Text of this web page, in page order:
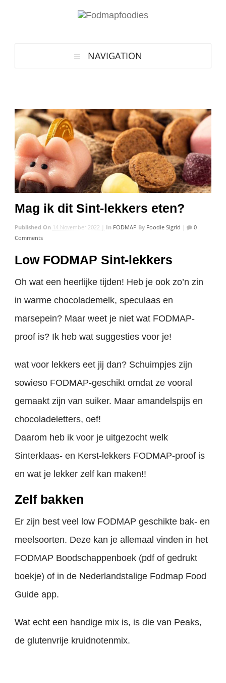
NAVIGATION
Mag ik dit Sint-lekkers eten?
Published On 14 November 2022 | In FODMAP By Foodie Sigrid
0
Comments
Low FODMAP Sint-lekkers
Oh wat een heerlijke tijden! Heb je ook zo’n zin
in warme chocolademelk, speculaas en
marsepein? Maar weet je niet wat FODMAP-
proof is? Ik heb wat suggesties voor je!
wat voor lekkers eet jij dan? Schuimpjes zijn
sowieso FODMAP-geschikt omdat ze vooral
gemaakt zijn van suiker. Maar amandelspijs en
chocoladeletters, oef!
Daarom heb ik voor je uitgezocht welk
Sinterklaas- en Kerst-lekkers FODMAP-proof is
en wat je lekker zelf kan maken!!
Zelf bakken
Er zijn best veel low FODMAP geschikte bak- en
meelsoorten. Deze kan je allemaal vinden in het
FODMAP Boodschappenboek (pdf of gedrukt
boekje) of in de Nederlandstalige Fodmap Food
Guide app.
Wat echt een handige mix is, is die van Peaks,
de glutenvrije kruidnotenmix.